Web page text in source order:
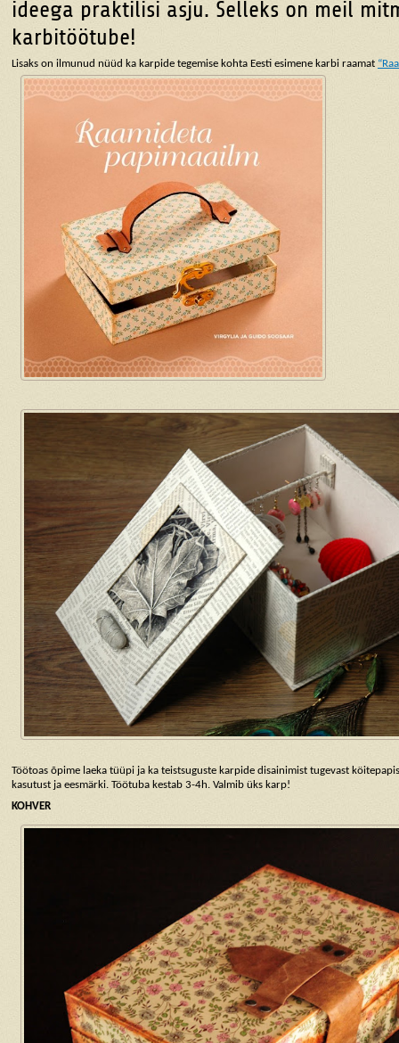
ideega praktilisi asju. Selleks on meil
karbitöötube!
Lisaks on ilmunud nüüd ka karpide tegemise kohta Eesti esimene karbi raamat
Töötoas õpime laeka tüüpi ja ka teistsuguste karpide disainimist tugevast
kasutust ja eesmärki. Töötuba kestab 3-4h. Valmib üks karp!
KOHVER